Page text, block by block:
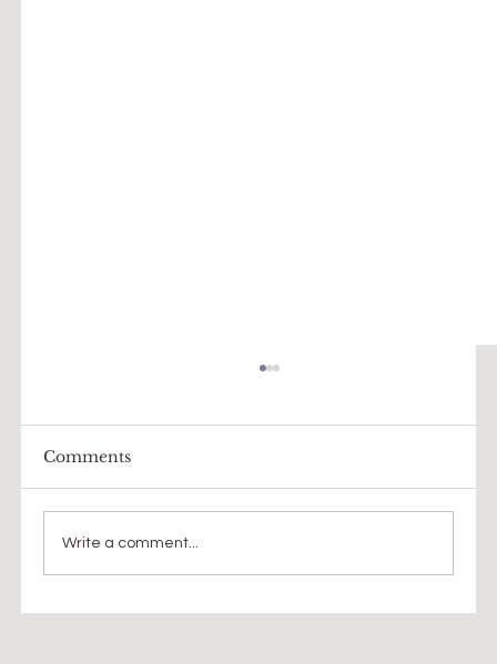
Comments
Write a comment...